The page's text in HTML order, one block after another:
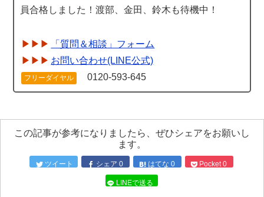
員合格しました！渡部、金田、鈴木も待機中！
「質問＆相談」フォーム
お問い合わせ(LINE公式)
フリーダイヤル 0120-593-645
この記事が参考になりましたら、ぜひシェアをお願いし
ます。
ツイート シェア 0 はてな 0 Pocket 0
LINEで送る